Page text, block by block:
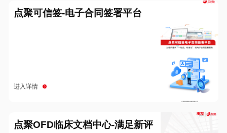
点聚可信签-电子合同签署平台
进入详情
点聚OFD临床文档中心-满足新评